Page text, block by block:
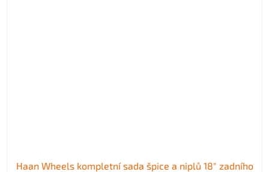
Haan Wheels kompletní sada špice a niplů 18" zadního